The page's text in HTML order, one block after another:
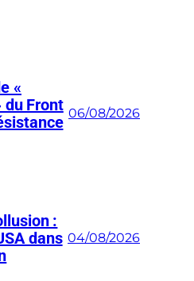
«
du Front 06/08/2026
:
dans 04/08/2026